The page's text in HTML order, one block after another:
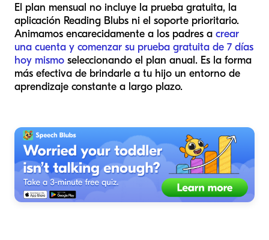
El plan mensual no incluye la prueba gratuita, la
aplicación Reading Blubs ni el soporte prioritario.
Animamos encarecidamente a los padres a crear
una cuenta y comenzar su prueba gratuita de 7 días
hoy mismo seleccionando el plan anual. Es la forma
más efectiva de brindarle a tu hijo un entorno de
aprendizaje constante a largo plazo.